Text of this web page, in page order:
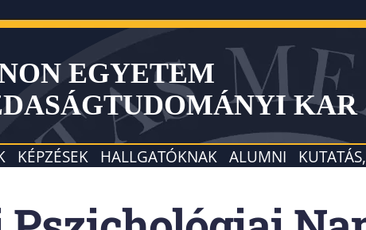
EGYETEM
KAR
KÉPZÉSEK HALLGATÓKNAK ALUMNI